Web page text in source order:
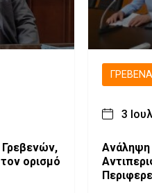
ορισμό
3
Ανάληψη